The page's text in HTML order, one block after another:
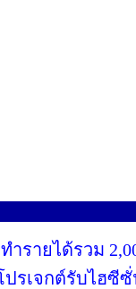
ำรายได้รวม
ปรเจกต์รับไฮซี